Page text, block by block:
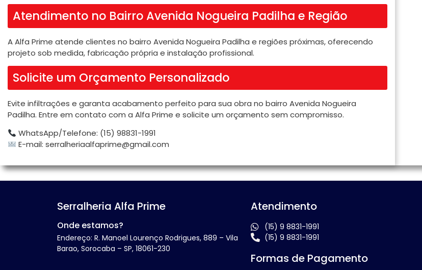
Atendimento no Bairro Avenida Nogueira Padilha e Região
A Alfa Prime atende clientes no bairro Avenida Nogueira Padilha e regiões próximas, oferecendo
projeto sob medida, fabricação própria e instalação profissional.
Solicite um Orçamento Personalizado
Evite infiltrações e garanta acabamento perfeito para sua obra no bairro Avenida Nogueira
Padilha. Entre em contato com a Alfa Prime e solicite um orçamento sem compromisso.
WhatsApp/Telefone: (15) 98831-1991
E-mail:serralheriaalfaprime@gmail.com
Serralheria Alfa Prime
Onde estamos?
Endereço: R. Manoel Lourenço Rodrigues, 889 – Vila
Barao, Sorocaba – SP, 18061-230
Atendimento
(15) 9 8831-1991
(15) 9 8831-1991
Formas de Pagamento